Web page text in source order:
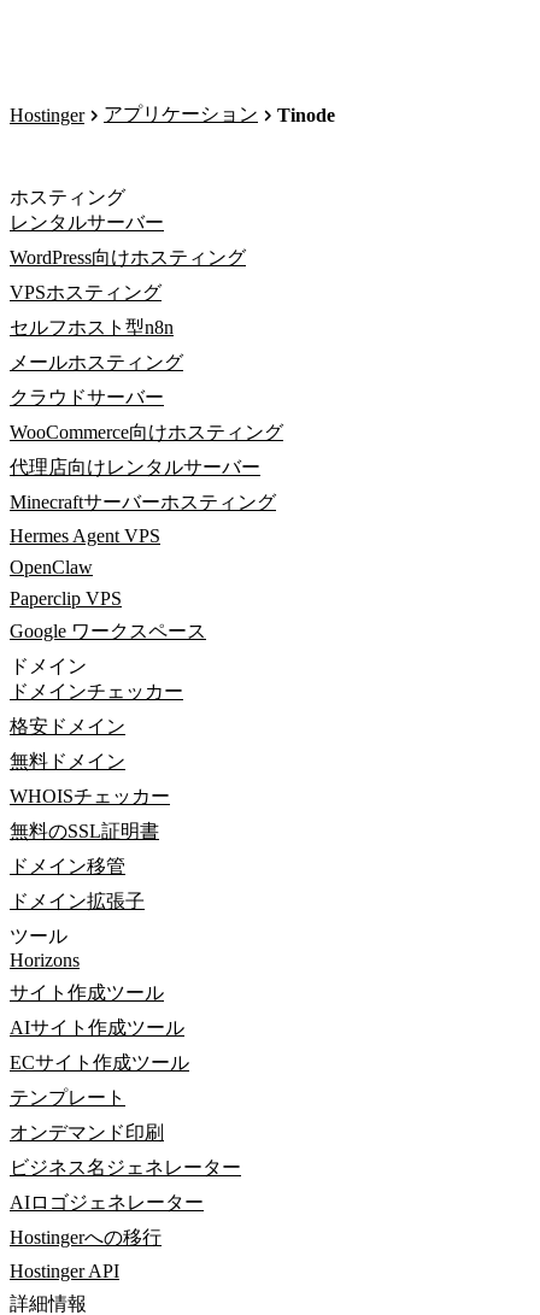
Hostinger アプリケーション Tinode
ホスティング
レンタルサーバー
WordPress向けホスティング
VPSホスティング
セルフホスト型n8n
メールホスティング
クラウドサーバー
WooCommerce向けホスティング
代理店向けレンタルサーバー
Minecraftサーバーホスティング
Hermes Agent VPS
OpenClaw
Paperclip VPS
Google ワークスペース
ドメイン
ドメインチェッカー
格安ドメイン
無料ドメイン
WHOISチェッカー
無料のSSL証明書
ドメイン移管
ドメイン拡張子
ツール
Horizons
サイト作成ツール
AIサイト作成ツール
ECサイト作成ツール
テンプレート
オンデマンド印刷
ビジネス名ジェネレーター
AIロゴジェネレーター
Hostingerへの移行
Hostinger API
詳細情報